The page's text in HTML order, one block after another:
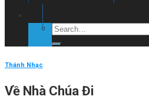
Thánh Nhạc
Về Nhà Chúa Đi